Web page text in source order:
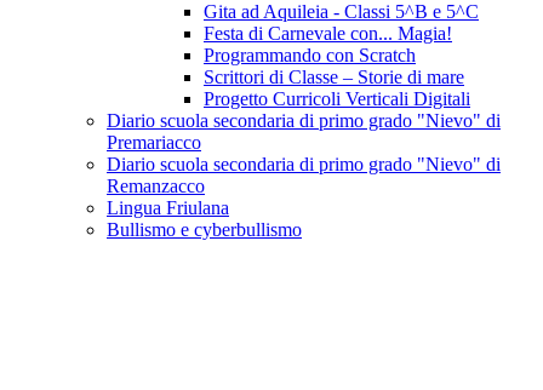
Gita ad Aquileia - Classi 5^B e 5^C
Festa di Carnevale con... Magia!
Programmando con Scratch
Scrittori di Classe – Storie di mare
Progetto Curricoli Verticali Digitali
Diario scuola secondaria di primo grado "Nievo" di
Premariacco
Diario scuola secondaria di primo grado "Nievo" di
Remanzacco
Lingua Friulana
Bullismo e cyberbullismo